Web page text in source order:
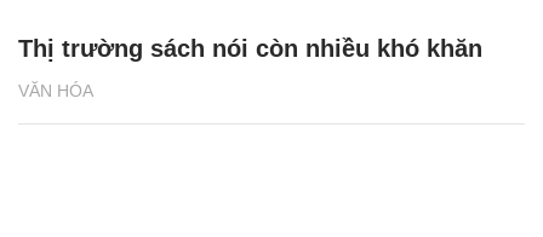
VĂN HÓA
Thị trường sách nói còn nhiều khó khăn